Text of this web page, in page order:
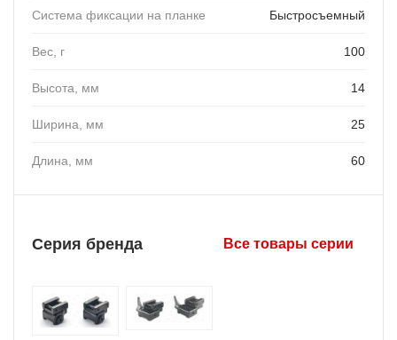
Система фиксации на планке Быстросъемный
Вес, г 100
Высота, мм 14
Ширина, мм 25
Длина, мм 60
Серия бренда Все товары серии